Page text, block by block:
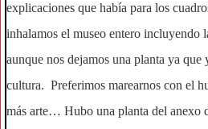
explicaciones que había para los
inhalamos el museo entero incluyendo
aunque nos dejamos una planta ya que
cultura. Preferimos marearnos con el
más arte… Hubo una planta del anexo